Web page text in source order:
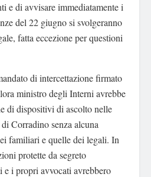
e di avvisare immediatamente i
del 22 giugno si svolgeranno
fatta eccezione per questioni
di intercettazione firmato
ministro degli Interni avrebbe
di dispositivi di ascolto nelle
Corradino senza alcuna
familiari e quelle dei legali. In
protette da segreto
e i propri avvocati avrebbero